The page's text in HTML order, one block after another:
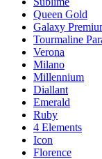
Queen Gold
Galaxy
Tourmaline
Verona
Milano
Millennium
Diallant
Emerald
Ruby
4 Elements
Icon
Florence